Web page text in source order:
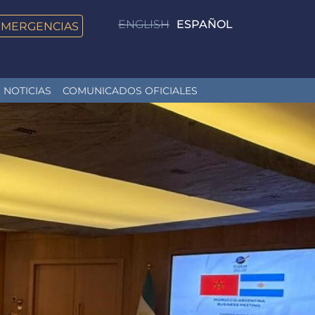
ENGLISH ESPAÑOL
NOTICIAS COMUNICADOS OFICIALES